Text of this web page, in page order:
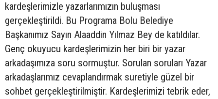
kardeşlerimizle yazarlarımızın buluşması
gerçekleştirildi. Bu Programa Bolu Belediye
Başkanımız Sayın Alaaddin Yılmaz Bey de katıldılar.
Genç okuyucu kardeşlerimizin her biri bir yazar
arkadaşımıza soru sormuştur. Sorulan soruları Yazar
arkadaşlarımız cevaplandırmak suretiyle güzel bir
sohbet gerçekleştirilmiştir. Kardeşlerimizi tebrik eder,